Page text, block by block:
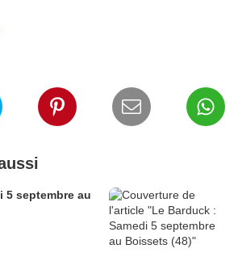
5 septembre au